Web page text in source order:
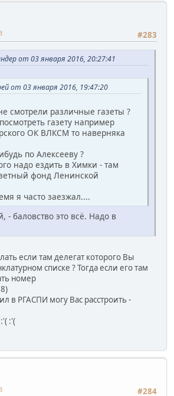
#283
от 03 января 2016, 20:27:41
от 03 января 2016, 19:47:20
смотрели различные газеты ?
газету например
ОК ВЛКСМ то наверняка
по Алексееву ?
надо ездить в Химки - там
фонд Ленинской
я часто заезжал....
- баловство это всё. Надо в
если там делегат которого Вы
списке ? Тогда если его там
номер
в РГАСПИ могу Вас расстроить -
:'(
#284